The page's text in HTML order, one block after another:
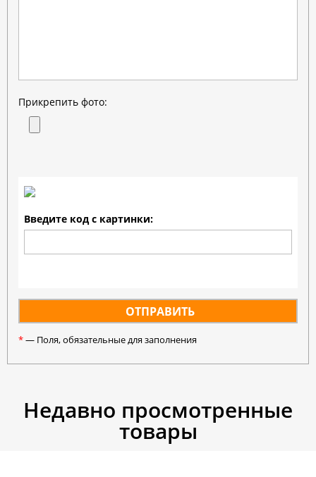
Прикрепить фото:
Введите код с картинки:
*— Поля, обязательные для заполнения
Недавно просмотренные
товары